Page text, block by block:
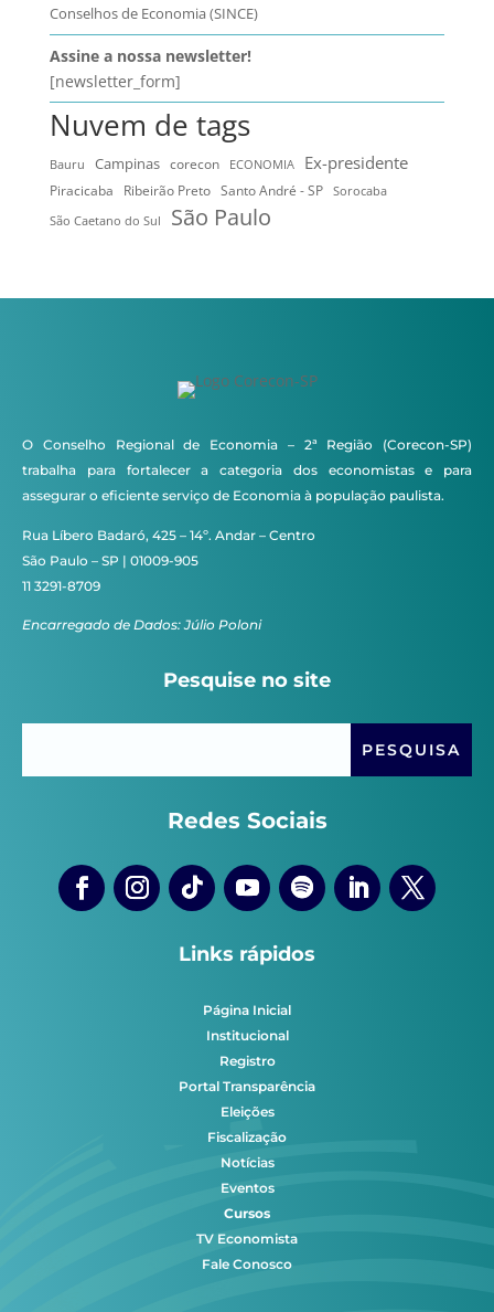
Conselhos de Economia (SINCE)
Assine a nossa newsletter!
[newsletter_form]
Nuvem de tags
Bauru Campinas corecon ECONOMIA Ex-presidente
Piracicaba Ribeirão Preto Santo André - SP
Sorocaba
São Caetano do Sul
São Paulo
O Conselho Regional de Economia – 2ª Região (Corecon-SP)
trabalha para fortalecer a categoria dos economistas e para
assegurar o eficiente serviço de Economia à população paulista.
Rua Líbero Badaró, 425 – 14º. Andar – Centro
São Paulo – SP | 01009-905
11 3291-8709
Encarregado de Dados: Júlio Poloni
Pesquise no site
Redes Sociais
Links rápidos
Página Inicial
Institucional
Registro
Portal Transparência
Eleições
Fiscalização
Notícias
Eventos
Cursos
TV Economista
Fale Conosco